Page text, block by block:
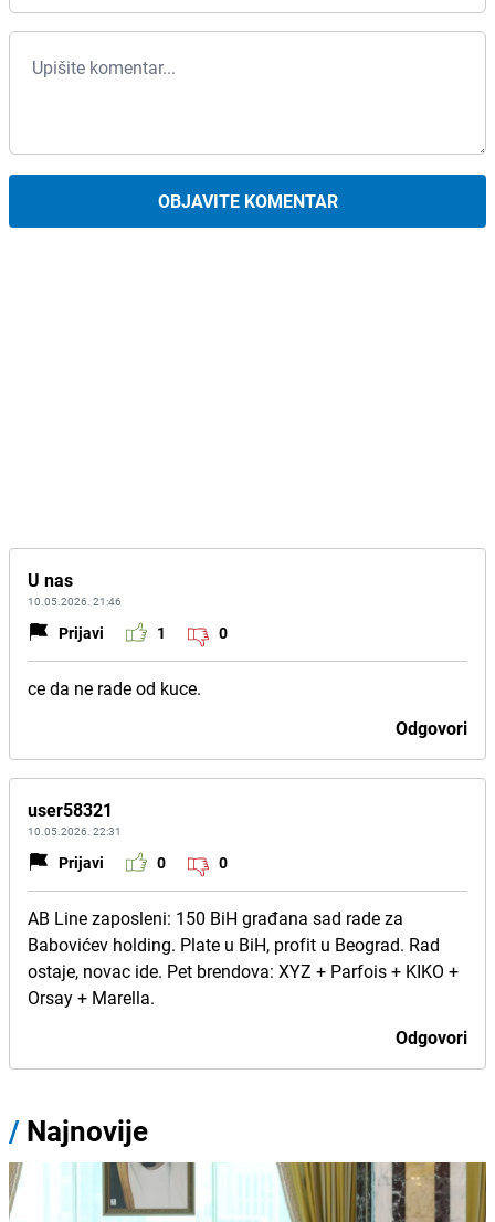
OBJAVITE KOMENTAR
U nas
10.05.2026. 21:46
Prijavi 1 0
ce da ne rade od kuce.
Odgovori
user58321
10.05.2026. 22:31
Prijavi 0 0
AB Line zaposleni: 150 BiH građana sad rade za
Babovićev holding. Plate u BiH, profit u Beograd. Rad
ostaje, novac ide. Pet brendova: XYZ + Parfois + KIKO +
Orsay + Marella.
Odgovori
/ Najnovije